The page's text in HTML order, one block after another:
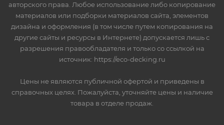
авторского права. Любое использование либо копирование
материалов или подборки материалов сайта, элементов
дизайна и оформления (в том числе путем копирования на
другие сайты и ресурсы в Интернете) допускается лишь с
разрешения правообладателя и только со ссылкой на
источник: https://eco-decking.ru
Цены не являются публичной офертой и приведены в
справочных целях. Пожалуйста, уточняйте цены и наличие
товара в отделе продаж.